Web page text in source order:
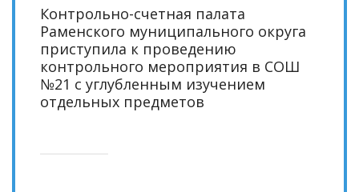
Контрольно-счетная палата
Раменского муниципального округа
приступила к проведению
контрольного мероприятия в СОШ
№21 с углубленным изучением
отдельных предметов